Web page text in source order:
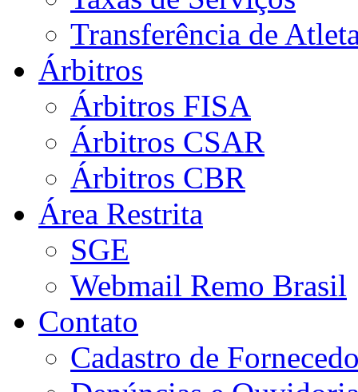
Transferência de
Árbitros
Árbitros FISA
Árbitros CSAR
Árbitros CBR
Área Restrita
SGE
Webmail Remo Brasil
Contato
Cadastro de